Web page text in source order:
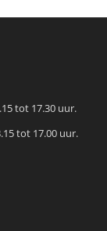
tot 17.30 uur.
tot 17.00 uur.